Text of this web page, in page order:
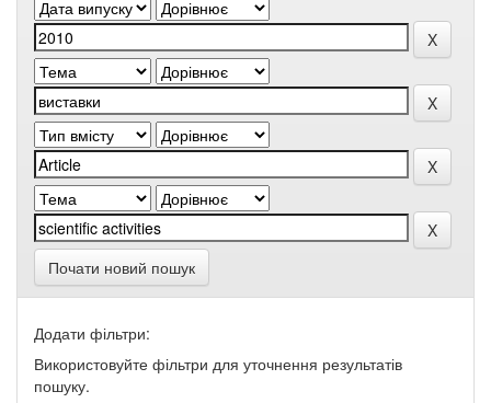
Почати новий пошук
Додати фільтри:
Використовуйте фільтри для уточнення результатів
пошуку.